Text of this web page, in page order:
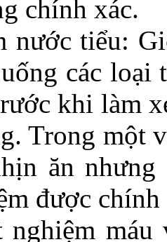
chính xác.
nước tiểu:
các
khi làm
Trong một
ăn
được chính
nghiệm